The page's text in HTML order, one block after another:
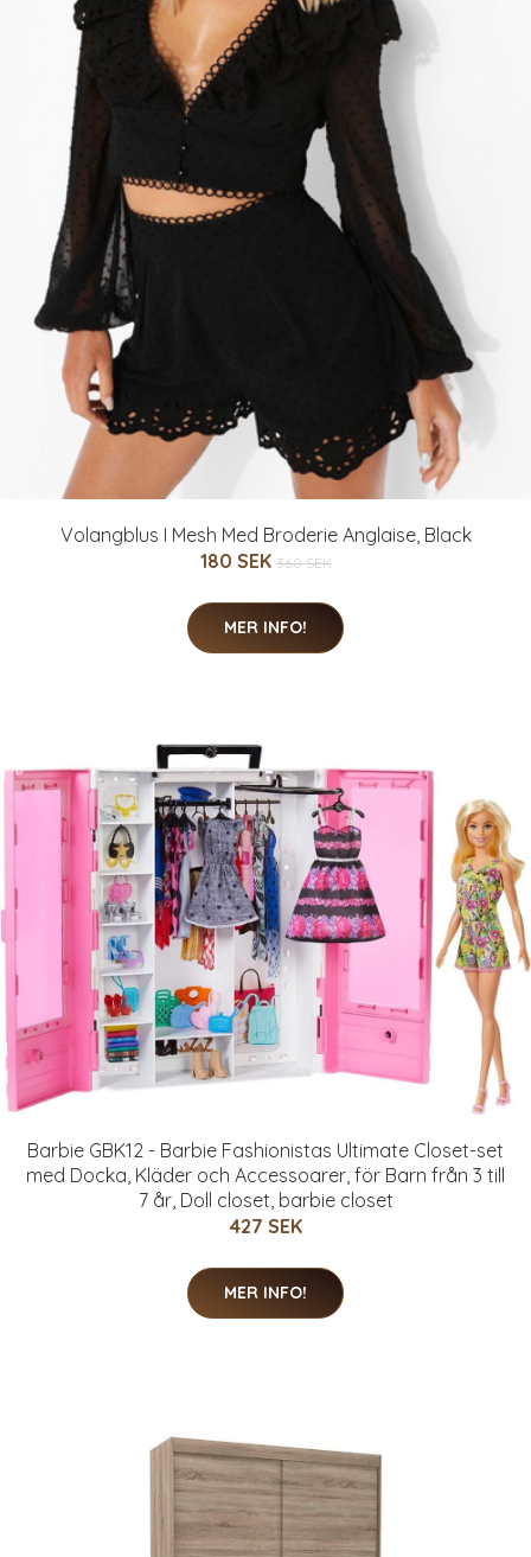
Volangblus I Mesh Med Broderie Anglaise, Black
180 SEK 360 SEK
MER INFO!
Barbie GBK12 - Barbie Fashionistas Ultimate Closet-set
med Docka, Kläder och Accessoarer, för Barn från 3 till
7 år, Doll closet, barbie closet
427 SEK
MER INFO!